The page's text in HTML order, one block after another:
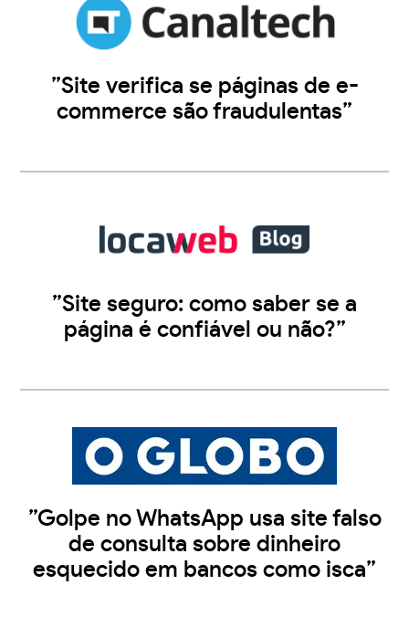
”Site verifica se páginas de e-
commerce são fraudulentas”
”Site seguro: como saber se a
página é confiável ou não?”
”Golpe no WhatsApp usa site falso
de consulta sobre dinheiro
esquecido em bancos como isca”